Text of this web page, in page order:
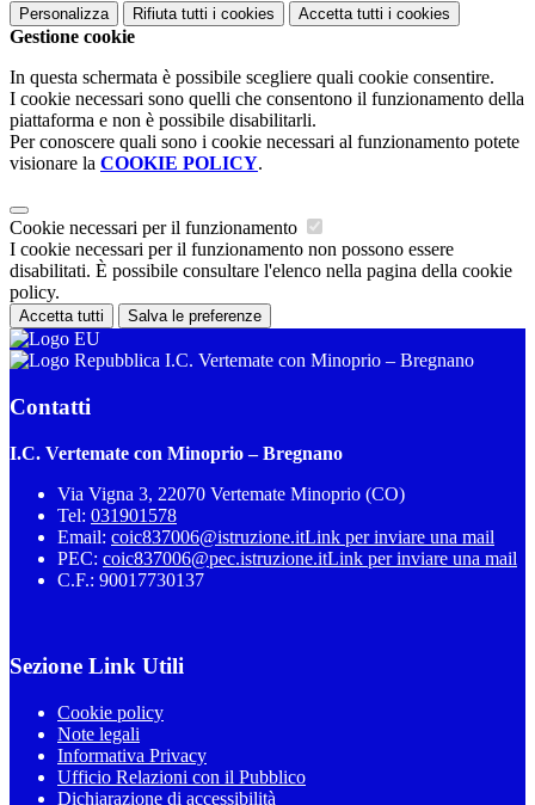
Personalizza Rifiuta tutti i cookies Accetta tutti i cookies
Gestione cookie
In questa schermata è possibile scegliere quali cookie consentire.
I cookie necessari sono quelli che consentono il funzionamento della
piattaforma e non è possibile disabilitarli.
Per conoscere quali sono i cookie necessari al funzionamento potete
visionare la COOKIE POLICY.
Cookie necessari per il funzionamento
I cookie necessari per il funzionamento non possono essere
disabilitati. È possibile consultare l'elenco nella pagina della cookie
policy.
Accetta tutti Salva le preferenze
I.C. Vertemate con Minoprio – Bregnano
Contatti
I.C. Vertemate con Minoprio – Bregnano
Via Vigna 3, 22070 Vertemate Minoprio (CO)
Tel: 031901578
Email: coic837006@istruzione.itLink per inviare una mail
PEC: coic837006@pec.istruzione.itLink per inviare una mail
C.F.: 90017730137
Sezione Link Utili
Cookie policy
Note legali
Informativa Privacy
Ufficio Relazioni con il Pubblico
Dichiarazione di accessibilità